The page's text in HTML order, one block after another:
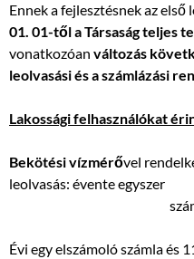
Ennek a fejlesztésnek az első
01. 01-től a Társaság teljes
vonatkozóan változás
leolvasási és a számlázási
Lakossági felhasználókat
Bekötési vízmérővel
leolvasás:
számlázás:
Évi egy elszámoló számla és